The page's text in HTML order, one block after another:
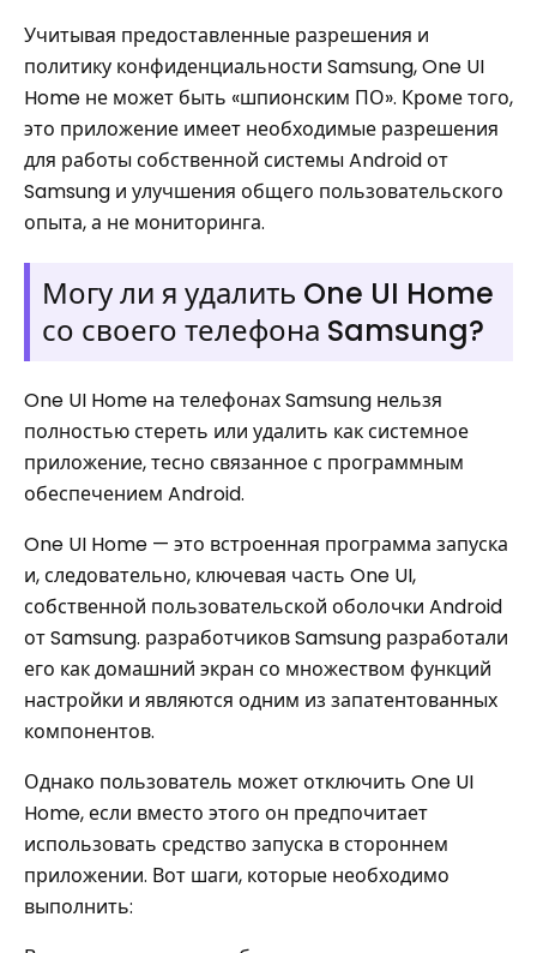
Учитывая предоставленные разрешения и
политику конфиденциальности Samsung, One UI
Home не может быть «шпионским ПО». Кроме того,
это приложение имеет необходимые разрешения
для работы собственной системы Android от
Samsung и улучшения общего пользовательского
опыта, а не мониторинга.
Могу ли я удалить One UI Home
со своего телефона Samsung?
One UI Home на телефонах Samsung нельзя
полностью стереть или удалить как системное
приложение, тесно связанное с программным
обеспечением Android.
One UI Home — это встроенная программа запуска
и, следовательно, ключевая часть One UI,
собственной пользовательской оболочки Android
от Samsung. разработчиков Samsung разработали
его как домашний экран со множеством функций
настройки и являются одним из запатентованных
компонентов.
Однако пользователь может отключить One UI
Home, если вместо этого он предпочитает
использовать средство запуска в стороннем
приложении. Вот шаги, которые необходимо
выполнить: